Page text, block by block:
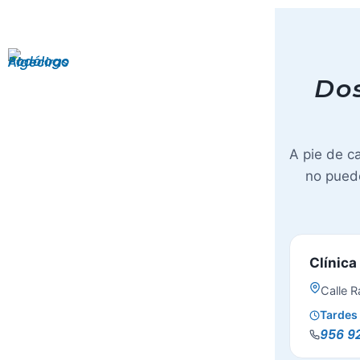
A pie de
no
Calle
Tardes
956